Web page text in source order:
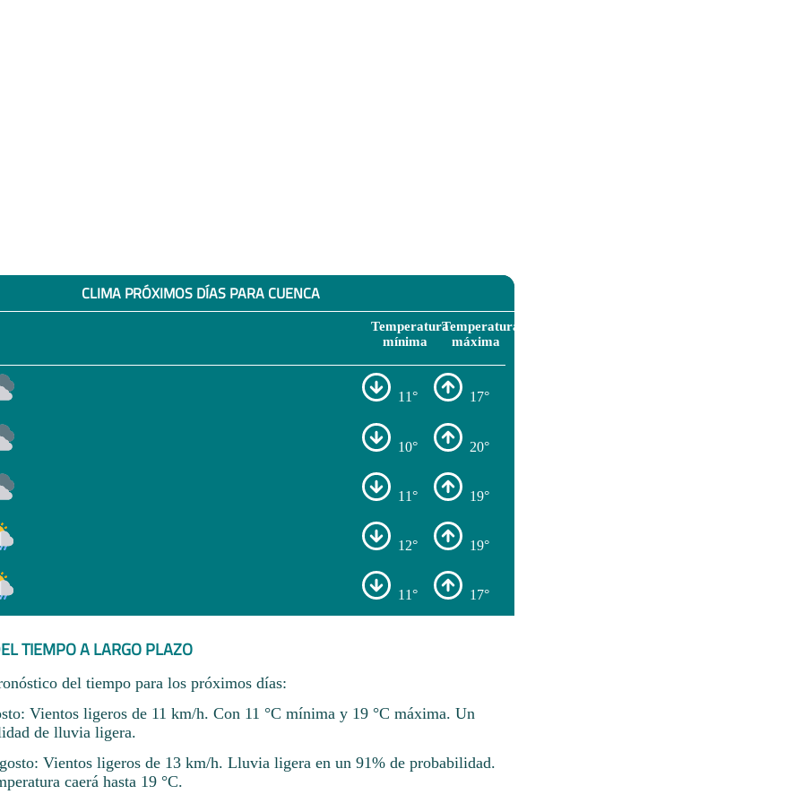
CLIMA PRÓXIMOS DÍAS PARA CUENCA
Temperatura
mínima
Temperatura
máxima
11° 17°
10° 20°
11° 19°
12° 19°
11° 17°
TIEMPO A LARGO PLAZO
del tiempo para los próximos días:
Vientos ligeros de 11 km/h. Con 11 °C mínima y 19 °C máxima. Un
de lluvia ligera.
Vientos ligeros de 13 km/h. Lluvia ligera en un 91% de probabilidad.
caerá hasta 19 °C.